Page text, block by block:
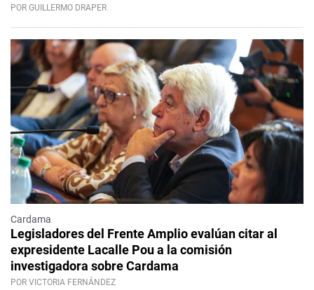
POR GUILLERMO DRAPER
Cardama
Legisladores del Frente Amplio evalúan citar al
expresidente Lacalle Pou a la comisión
investigadora sobre Cardama
POR VICTORIA FERNÁNDEZ